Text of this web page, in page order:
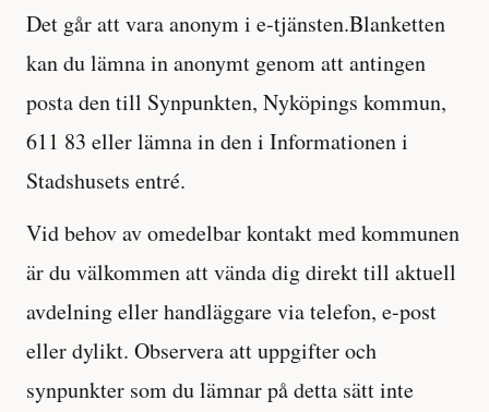
Det går att vara anonym i e-tjänsten.Blanketten
kan du lämna in anonymt genom att antingen
posta den till Synpunkten, Nyköpings kommun,
611 83 eller lämna in den i Informationen i
Stadshusets entré.
Vid behov av omedelbar kontakt med kommunen
är du välkommen att vända dig direkt till aktuell
avdelning eller handläggare via telefon, e-post
eller dylikt. Observera att uppgifter och
synpunkter som du lämnar på detta sätt inte